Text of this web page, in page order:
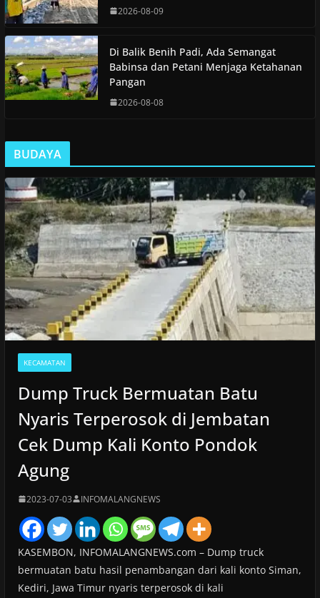
2026-08-09
Di Balik Benih Padi, Ada Semangat
Babinsa dan Petani Menjaga Ketahanan
Pangan
2026-08-08
BUDAYA
KECAMATAN
Dump Truck Bermuatan Batu
Nyaris Terperosok di Jembatan
Cek Dump Kali Konto Pondok
Agung
2023-07-03 INFOMALANGNEWS
KASEMBON, INFOMALANGNEWS.com – Dump truck
bermuatan batu hasil penambangan dari kali konto Siman,
Kediri, Jawa Timur nyaris terperosok di kali